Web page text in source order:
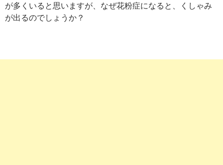
が多くいると思いますが、なぜ花粉症になると、くしゃみ
が出るのでしょうか？